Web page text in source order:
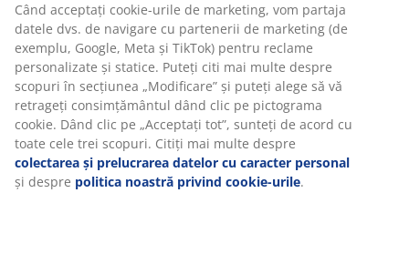
Când acceptați cookie-urile de marketing, vom partaja
datele dvs. de navigare cu partenerii de marketing (de
exemplu, Google, Meta și TikTok) pentru reclame
personalizate și statice. Puteți citi mai multe despre
scopuri în secțiunea „Modificare” și puteți alege să vă
retrageți consimțământul dând clic pe pictograma
cookie. Dând clic pe „Acceptați tot”, sunteți de acord cu
toate cele trei scopuri. Citiți mai multe despre
colectarea și prelucrarea datelor cu caracter personal
și despre politica noastră privind cookie-urile.